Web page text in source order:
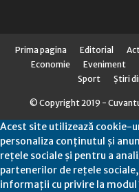
Prima pagina Editorial
Economie
Eveniment
Sport
Știri
© Copyright 2019 -
Acest site utilizează cookie-
personaliza conținutul și
rețele sociale și pentru a
partenerilor de rețele
informații cu privire la